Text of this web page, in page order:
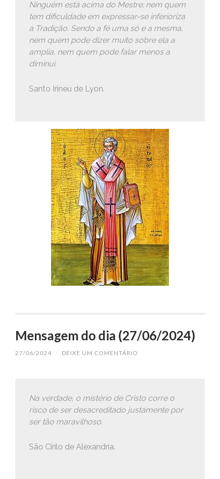
Ninguém está acima do Mestre; nem quem
tem dificuldade em expressar-se inferioriza
a Tradição. Sendo a fé uma só e a mesma,
nem quem pode dizer muito sobre ela a
amplia, nem quem pode falar menos a
diminui.
Santo Irineu de Lyon.
Mensagem do dia (27/06/2024)
27/06/2024 / DEIXE UM COMENTÁRIO
Na verdade, o mistério de Cristo corre o
risco de ser desacreditado justamente por
ser tão maravilhoso.
São Cirilo de Alexandria.